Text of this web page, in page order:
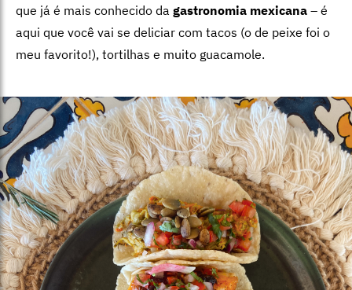
que já é mais conhecido da gastronomia mexicana – é
aqui que você vai se deliciar com tacos (o de peixe foi o
meu favorito!), tortilhas e muito guacamole.